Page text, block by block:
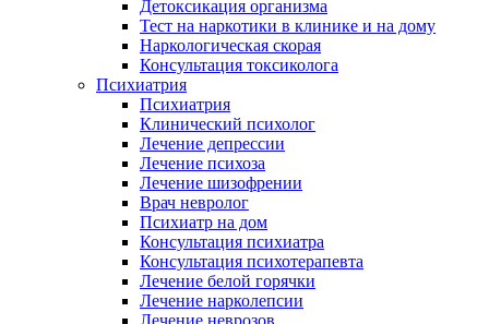
Детоксикация организма
Тест на наркотики в клинике и на дому
Наркологическая скорая
Консультация токсиколога
Психиатрия
Психиатрия
Клинический психолог
Лечение депрессии
Лечение психоза
Лечение шизофрении
Врач невролог
Психиатр на дом
Консультация психиатра
Консультация психотерапевта
Лечение белой горячки
Лечение нарколепсии
Лечение неврозов